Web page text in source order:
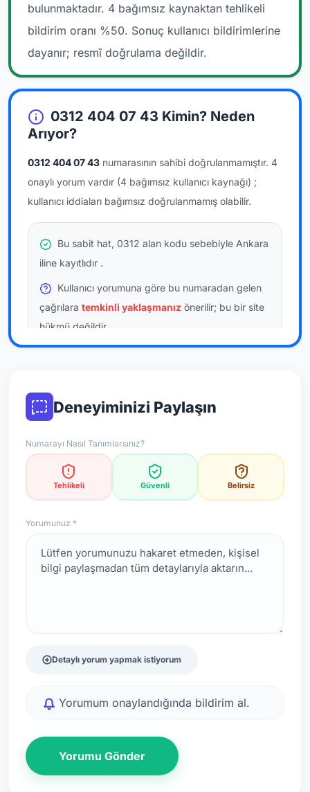
bulunmaktadır. 4 bağımsız kaynaktan tehlikeli
bildirim oranı %50. Sonuç kullanıcı bildirimlerine
dayanır; resmî doğrulama değildir.
0312 404 07 43 Kimin? Neden
Arıyor?
0312 404 07 43 numarasının sahibi doğrulanmamıştır. 4
onaylı yorum vardır (4 bağımsız kullanıcı kaynağı) ;
kullanıcı iddiaları bağımsız doğrulanmamış olabilir.
Bu sabit hat, 0312 alan kodu sebebiyle Ankara
iline kayıtlıdır .
Kullanıcı yorumuna göre bu numaradan gelen
çağrılara temkinli yaklaşmanız önerilir; bu bir site
hükmü değildir.
Bu bilgiler onaylı kullanıcı bildirimlerine dayanır;
*Not: Değerlendirmeler onaylı kullanıcı yorumlarına göre
Deneyiminizi Paylaşın
Numarayı Nasıl Tanımlarsınız?
Tehlikeli Güvenli Belirsiz
Yorumunuz *
Detaylı yorum yapmak istiyorum
Yorumum onaylandığında bildirim al.
Yorumu Gönder